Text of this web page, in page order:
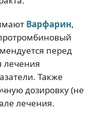
Варфарин,
перед
лечения
Также
дозировку (не
лечения.